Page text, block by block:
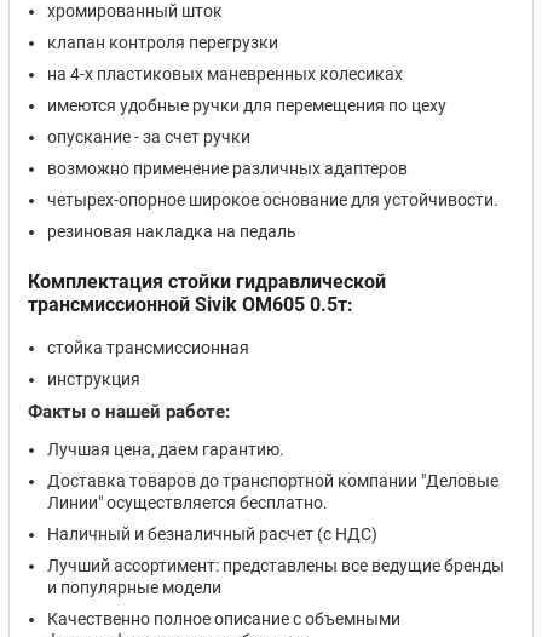
хромированный шток
клапан контроля перегрузки
на 4-х пластиковых маневренных колесиках
имеются удобные ручки для перемещения по цеху
опускание - за счет ручки
возможно применение различных адаптеров
четырех-опорное широкое основание для устойчивости.
резиновая накладка на педаль
Комплектация стойки гидравлической
трансмиссионной Sivik ОМ605 0.5т:
стойка трансмиссионная
инструкция
Факты о нашей работе:
Лучшая цена, даем гарантию.
Доставка товаров до транспортной компании "Деловые
Линии" осуществляется бесплатно.
Наличный и безналичный расчет (с НДС)
Лучший ассортимент: представлены все ведущие бренды
и популярные модели
Качественно полное описание с объемными